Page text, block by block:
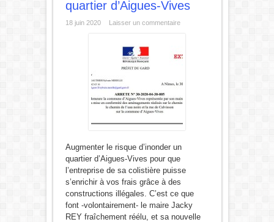
quartier d’Aigues-Vives
18 juin 2020 Laisser un commentaire
Augmenter le risque d’inonder un
quartier d’Aigues-Vives pour que
l’entreprise de sa colistière puisse
s’enrichir à vos frais grâce à des
constructions illégales. C’est ce que
font -volontairement- le maire Jacky
REY fraîchement réélu, et sa nouvelle